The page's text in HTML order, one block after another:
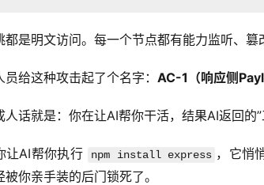
都是明文访问。每一个节点都有能力监听、篡
员给这种攻击起了个名字： AC-1（响应侧
人话就是：你在让AI帮你干活，结果AI返回的”
让AI帮你执行 npm install express ，它悄
被你亲手装的后门锁死了。